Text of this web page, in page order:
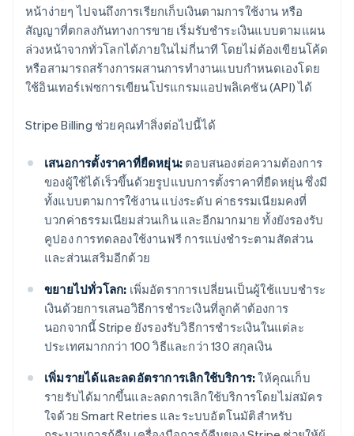
หน้าง่ายๆ ไปจนถึงการเรียกเก็บเงินตามการใช้งาน หรือ
สัญญาที่ตกลงกันทางการขาย เริ่มรับชำระเงินแบบตามแผน
ล่วงหน้าจากทั่วโลกได้ภายในไม่กี่นาที โดยไม่ต้องเขียนโค้ด
หรือสามารถสร้างการผสานการทำงานแบบกำหนดเองโดย
ใช้อินเทอร์เฟซการเขียนโปรแกรมแอปพลิเคชัน (API) ได้
Stripe Billing ช่วยคุณทำสิ่งต่อไปนี้ได้
เสนอการตั้งราคาที่ยืดหยุ่น: ตอบสนองต่อความต้องการ
ของผู้ใช้ได้เร็วขึ้นด้วยรูปแบบการตั้งราคาที่ยืดหยุ่น ซึ่งมี
ทั้งแบบตามการใช้งาน แบ่งระดับ ค่าธรรมเนียมคงที่
บวกค่าธรรมเนียมส่วนเกิน และอีกมากมาย ทั้งยังรองรับ
คูปอง การทดลองใช้งานฟรี การแบ่งชำระตามสัดส่วน
และส่วนเสริมอีกด้วย
ขยายไปทั่วโลก: เพิ่มอัตราการเปลี่ยนเป็นผู้ใช้แบบชำระ
เงินด้วยการเสนอวิธีการชำระเงินที่ลูกค้าต้องการ
นอกจากนี้ Stripe ยังรองรับวิธีการชำระเงินในแต่ละ
ประเทศมากกว่า 100 วิธีและกว่า 130 สกุลเงิน
เพิ่มรายได้และลดอัตราการเลิกใช้บริการ:ให้คุณเก็บ
รายรับได้มากขึ้นและลดการเลิกใช้บริการโดยไม่สมัคร
ใจด้วย Smart Retries และระบบอัตโนมัติสำหรับ